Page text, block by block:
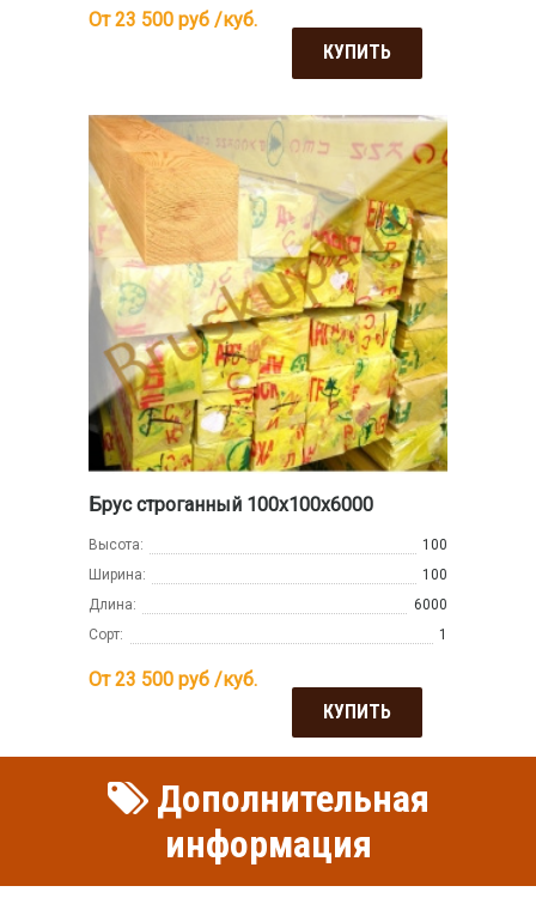
От 23 500 руб /куб.
КУПИТЬ
Брус строганный 100х100х6000
Высота:
100
Ширина:
100
Длина:
6000
Сорт:
1
От 23 500 руб /куб.
КУПИТЬ
Дополнительная
информация